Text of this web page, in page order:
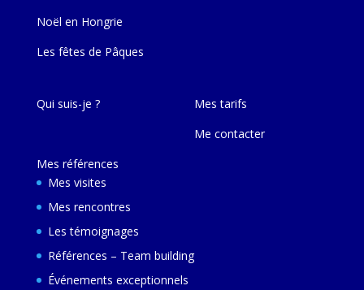
Noël en Hongrie
Les fêtes de Pâques
Qui suis-je ?
Mes références
Mes visites
Mes rencontres
Les témoignages
Références – Team building
Événements exceptionnels
Mes tarifs
Me contacter